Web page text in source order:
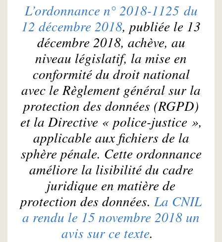
L’ordonnance n° 2018-1125 du
12 décembre 2018, publiée le 13
décembre 2018, achève, au
niveau législatif, la mise en
conformité du droit national
avec le Règlement général sur la
protection des données (RGPD)
et la Directive « police-justice »,
applicable aux fichiers de la
sphère pénale. Cette ordonnance
améliore la lisibilité du cadre
juridique en matière de
protection des données. La CNIL
a rendu le 15 novembre 2018 un
avis sur ce texte.